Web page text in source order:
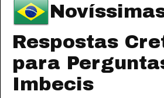
Respostas
para
Imbecis